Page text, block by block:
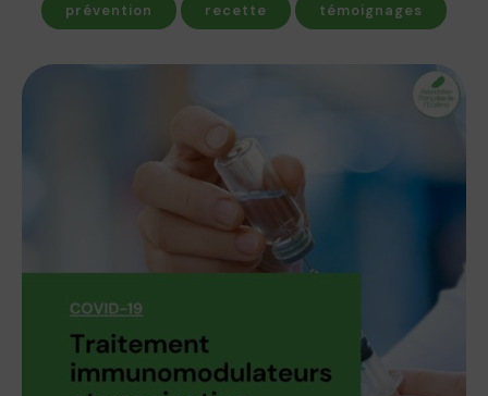
prévention recette témoignages